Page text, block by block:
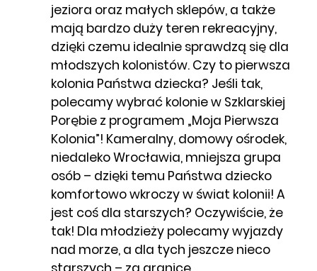
jeziora oraz małych sklepów, a także
mają bardzo duży teren rekreacyjny,
dzięki czemu idealnie sprawdzą się dla
młodszych kolonistów. Czy to pierwsza
kolonia Państwa dziecka? Jeśli tak,
polecamy wybrać kolonie w Szklarskiej
Porębie z programem „Moja Pierwsza
Kolonia”! Kameralny, domowy ośrodek,
niedaleko Wrocławia, mniejsza grupa
osób – dzięki temu Państwa dziecko
komfortowo wkroczy w świat kolonii! A
jest coś dla starszych? Oczywiście, że
tak! Dla młodzieży polecamy wyjazdy
nad morze, a dla tych jeszcze nieco